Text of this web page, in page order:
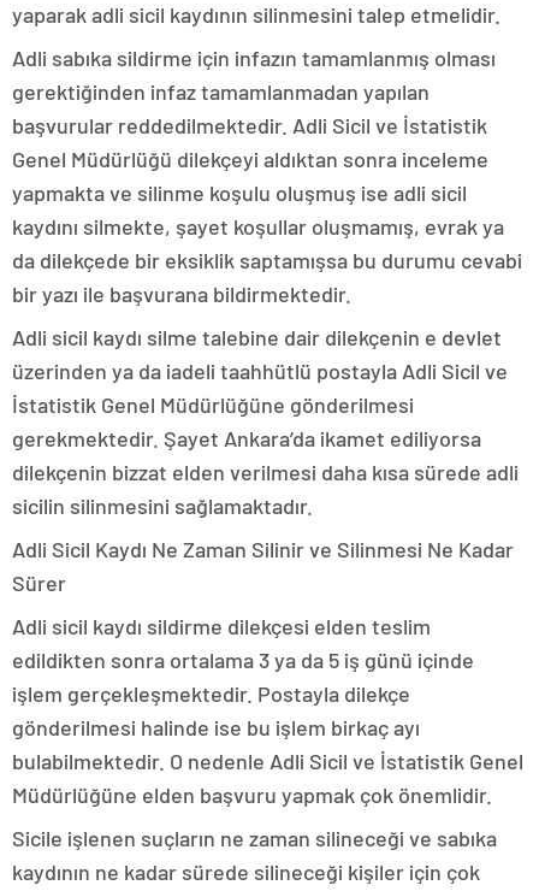
yaparak adli sicil kaydının silinmesini talep etmelidir.
Adli sabıka sildirme için infazın tamamlanmış olması
gerektiğinden infaz tamamlanmadan yapılan
başvurular reddedilmektedir. Adli Sicil ve İstatistik
Genel Müdürlüğü dilekçeyi aldıktan sonra inceleme
yapmakta ve silinme koşulu oluşmuş ise adli sicil
kaydını silmekte, şayet koşullar oluşmamış, evrak ya
da dilekçede bir eksiklik saptamışsa bu durumu cevabi
bir yazı ile başvurana bildirmektedir.
Adli sicil kaydı silme talebine dair dilekçenin e devlet
üzerinden ya da iadeli taahhütlü postayla Adli Sicil ve
İstatistik Genel Müdürlüğüne gönderilmesi
gerekmektedir. Şayet Ankara’da ikamet ediliyorsa
dilekçenin bizzat elden verilmesi daha kısa sürede adli
sicilin silinmesini sağlamaktadır.
Adli Sicil Kaydı Ne Zaman Silinir ve Silinmesi Ne Kadar
Sürer
Adli sicil kaydı sildirme dilekçesi elden teslim
edildikten sonra ortalama 3 ya da 5 iş günü içinde
işlem gerçekleşmektedir. Postayla dilekçe
gönderilmesi halinde ise bu işlem birkaç ayı
bulabilmektedir. O nedenle Adli Sicil ve İstatistik Genel
Müdürlüğüne elden başvuru yapmak çok önemlidir.
Sicile işlenen suçların ne zaman silineceği ve sabıka
kaydının ne kadar sürede silineceği kişiler için çok